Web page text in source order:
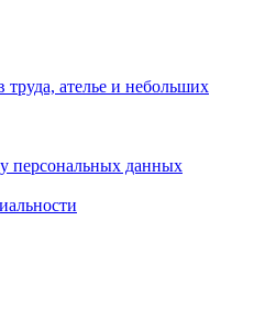
ателье и небольших
персональных данных